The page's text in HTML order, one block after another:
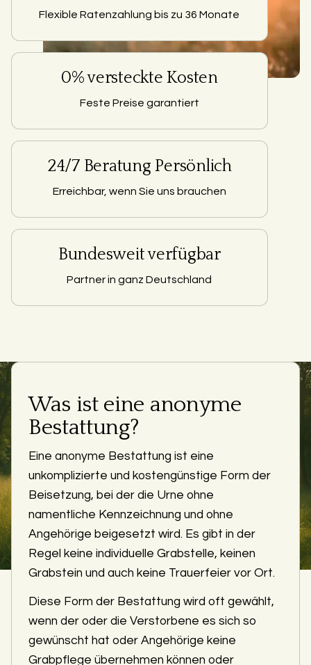
Flexible Ratenzahlung bis zu 36 Monate
0% versteckte Kosten
Feste Preise garantiert
24/7 Beratung Persönlich
Erreichbar, wenn Sie uns brauchen
Bundesweit verfügbar
Partner in ganz Deutschland
Was ist eine anonyme
Bestattung?
Eine anonyme Bestattung ist eine
unkomplizierte und kostengünstige Form der
Beisetzung, bei der die Urne ohne
namentliche Kennzeichnung und ohne
Angehörige beigesetzt wird. Es gibt in der
Regel keine individuelle Grabstelle, keinen
Grabstein und auch keine Trauerfeier vor Ort.
Diese Form der Bestattung wird oft gewählt,
wenn der oder die Verstorbene es sich so
gewünscht hat oder Angehörige keine
Grabpflege übernehmen können oder